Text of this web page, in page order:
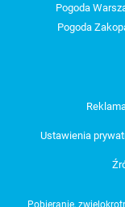
Pogoda
Pogoda
Ustawienia
Pobieranie,